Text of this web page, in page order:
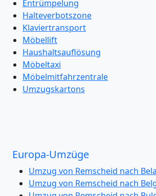
Entrümpelung
Halteverbotszone
Klaviertransport
Möbellift
Haushaltsauflösung
Möbeltaxi
Möbelmitfahrzentrale
Umzugskartons
Europa-Umzüge
Umzug von Remscheid nach
Umzug von Remscheid nach